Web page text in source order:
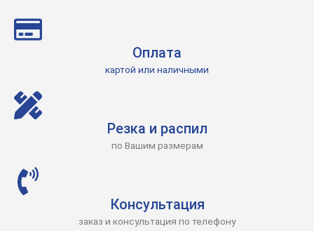
Оплата
картой или наличными
Резка и распил
по Вашим размерам
Консультация
заказ и консультация по телефону